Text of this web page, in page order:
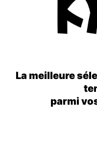
La meilleure
parmi